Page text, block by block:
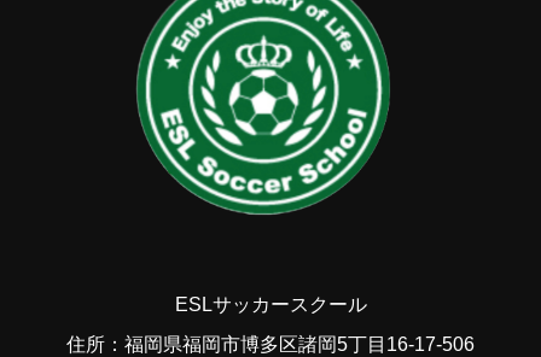
ESLサッカースクール
住所：福岡県福岡市博多区諸岡5丁目16-17-506